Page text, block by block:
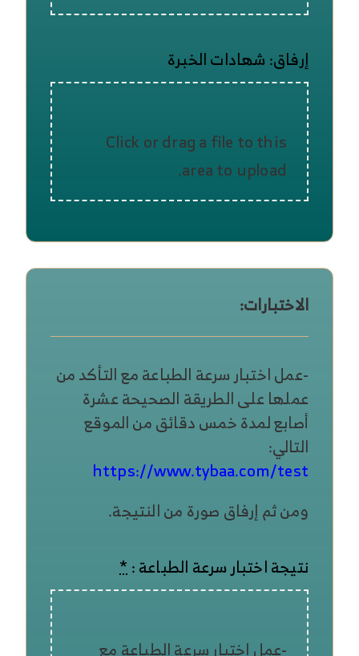
إرفاق: شهادات الخبرة
Click or drag a file to this
area to upload.
الاختبارات:
-عمل اختبار سرعة الطباعة مع التأكد من
عملها على الطريقة الصحيحة عشرة
أصابع لمدة خمس دقائق من الموقع
التالي:
https://www.tybaa.com/test
ومن ثم إرفاق صورة من النتيجة.
نتيجة اختبار سرعة الطباعة :*
-عمل اختبار سرعة الطباعة مع